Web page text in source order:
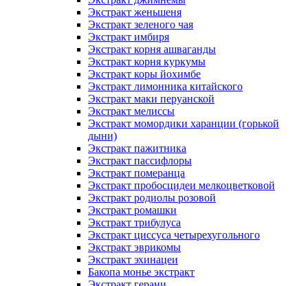
Экстракт женьшеня
Экстракт зеленого чая
Экстракт имбиря
Экстракт корня ашваганды
Экстракт корня куркумы
Экстракт коры йохимбе
Экстракт лимонника китайского
Экстракт маки перуанской
Экстракт мелиссы
Экстракт момордики харанции (горькой
дыни)
Экстракт пажитника
Экстракт пассифлоры
Экстракт померанца
Экстракт пробосцидеи мелкоцветковой
Экстракт родиолы розовой
Экстракт ромашки
Экстракт трибулуса
Экстракт циссуса четырехугольного
Экстракт эврикомы
Экстракт эхинацеи
Бакопа монье экстракт